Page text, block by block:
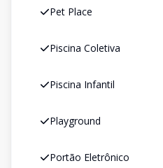
Pet Place
Piscina Coletiva
Piscina Infantil
Playground
Portão Eletrônico